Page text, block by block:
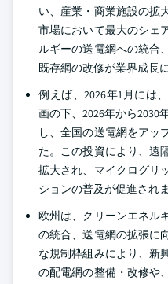
い、産業・商業施設の拡
市場において最大のシェ
ルギーの送電網への統合
既存網の改修が業界成長
例えば、2026年1月には
画の下、2026年から2030
し、全国の送電網をアッ
た。この投資により、遠
拡大され、マイクログリ
ションの普及が促進されま
欧州は、クリーンエネル
の統合、送電網の拡張に
な規制枠組みにより、新
の配電網の整備・改修や